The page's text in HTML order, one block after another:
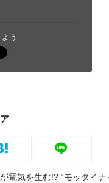
う
電気を生む!? “モッタイ